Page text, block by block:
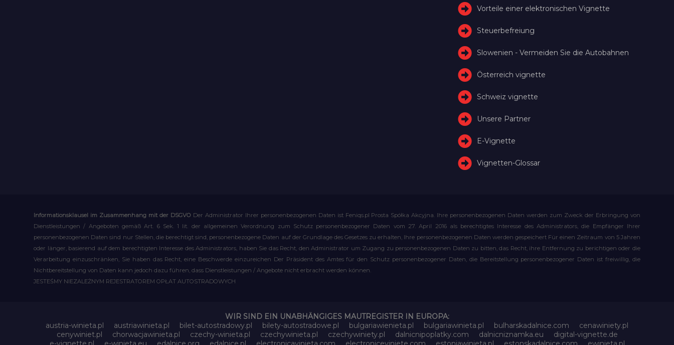
Vorteile einer elektronischen Vignette
Steuerbefreiung
Slowenien - Vermeiden Sie die Autobahnen
Österreich vignette
Schweiz vignette
Unsere Partner
E-Vignette
Vignetten-Glossar
Informationsklausel im Zusammenhang mit der DSGVO Der Administrator Ihrer personenbezogenen Daten ist Feniqs.pl Prosta Spółka Akcyjna. Ihre personenbezogenen Daten werden zum Zweck der Erbringung von
Dienstleistungen / Angeboten gemäß Art. 6 Sek. 1 lit. der allgemeinen Verordnung zum Schutz personenbezogener Daten vom 27. April 2016 als berechtigtes Interesse des Administrators, die Empfänger Ihrer
personenbezogenen Daten sind nur Stellen, die berechtigt sind, personenbezogene Daten auf der Grundlage des Gesetzes zu erhalten, Ihre personenbezogenen Daten werden gespeichert Für einen Zeitraum von 5 Jahren
oder länger, basierend auf dem berechtigten Interesse des Administrators, haben Sie das Recht, den Administrator um Zugang zu personenbezogenen Daten zu bitten, das Recht, ihre Entfernung zu berichtigen oder die
Verarbeitung einzuschränken, Sie haben das Recht, eine Beschwerde einzureichen Der Präsident des Amtes für den Schutz personenbezogener Daten, die Bereitstellung personenbezogener Daten ist freiwillig, die
Nichtbereitstellung von Daten kann jedoch dazu führen, dass Dienstleistungen / Angebote nicht erbracht werden können.
JESTEŚMY NIEZALEŻNYM REJESTRATOREM OPŁAT AUTOSTRADOWYCH
WIR SIND EIN UNABHÄNGIGES MAUTREGISTER IN EUROPA:
austria-winieta.pl
austriawinieta.pl bilet-autostradowy.pl bilety-autostradowe.pl bulgariawienieta.pl bulgariawinieta.pl bulharskadalnice.com
cenawiniety.pl
cenywiniet.pl
chorwacjawinieta.pl czechy-winieta.pl czechywinieta.pl czechywiniety.pl dalnicnipoplatky.com dalnicniznamka.eu
digital-vignette.de